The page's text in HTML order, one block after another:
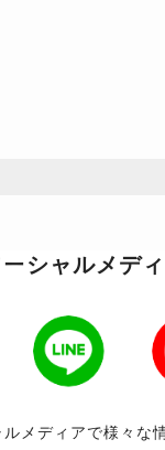
シャルメデ
LINE
メディアで様々な